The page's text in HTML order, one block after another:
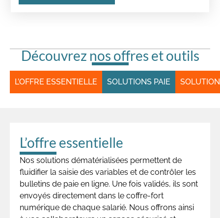
Découvrez nos offres et outils
L’OFFRE ESSENTIELLE SOLUTIONS PAIE
L’offre essentielle
Nos solutions dématérialisées permettent de
fluidifier la saisie des variables et de contrôler les
bulletins de paie en ligne. Une fois validés, ils sont
envoyés directement dans le coffre-fort
numérique de chaque salarié. Nous offrons ainsi